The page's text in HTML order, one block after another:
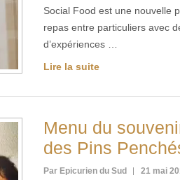
Social Food est une nouvelle
repas entre particuliers avec
d’expériences …
Lire la suite
Menu du
des Pins
Par Epicurien du Sud 21 mai